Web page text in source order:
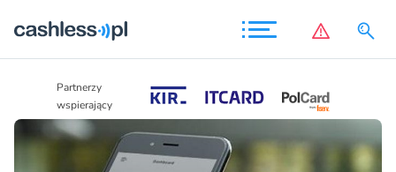
Partnerzy
wspierający